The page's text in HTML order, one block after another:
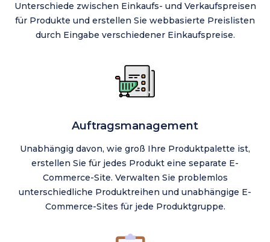
Unterschiede zwischen Einkaufs- und Verkaufspreisen
für Produkte und erstellen Sie webbasierte Preislisten
durch Eingabe verschiedener Einkaufspreise.
Auftragsmanagement
Unabhängig davon, wie groß Ihre Produktpalette ist,
erstellen Sie für jedes Produkt eine separate E-
Commerce-Site. Verwalten Sie problemlos
unterschiedliche Produktreihen und unabhängige E-
Commerce-Sites für jede Produktgruppe.